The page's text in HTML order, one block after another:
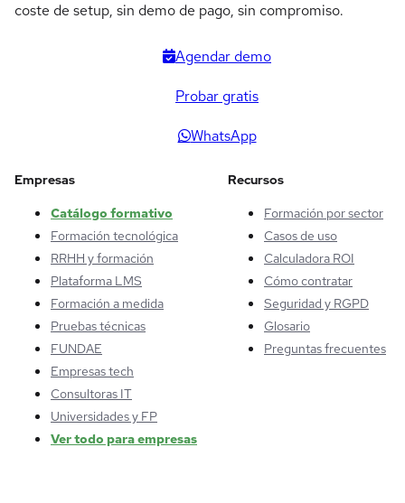
coste de setup, sin demo de pago, sin compromiso.
Agendar demo
Probar gratis
WhatsApp
Empresas
Catálogo formativo
Formación tecnológica
RRHH y formación
Plataforma LMS
Formación a medida
Pruebas técnicas
FUNDAE
Empresas tech
Consultoras IT
Universidades y FP
Ver todo para empresas
Recursos
Formación por sector
Casos de uso
Calculadora ROI
Cómo contratar
Seguridad y RGPD
Glosario
Preguntas frecuentes